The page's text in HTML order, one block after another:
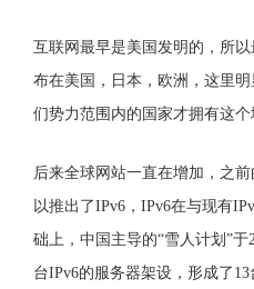
互联网最早是美国发明的，所
布在美国，日本，欧洲，这里
们势力范围内的国家才拥有这个
后来全球网站一直在增加，之
以推出了IPv6，IPv6在与现有
础上，中国主导的“雪人计划”
台IPv6的服务器架设，形成了